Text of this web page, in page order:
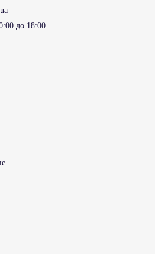
до 18:00